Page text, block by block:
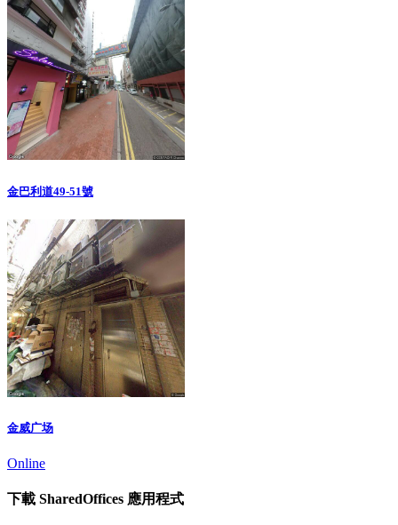
金巴利道49-51號
金威广场
Online
下載 SharedOffices 應用程式